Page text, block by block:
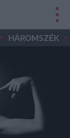
• HÁROMSZÉK •